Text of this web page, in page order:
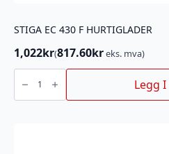
STIGA EC 430 F HURTIGLADER
1,022kr(817.60kreks. mva)
STIGA
430
F
Legg